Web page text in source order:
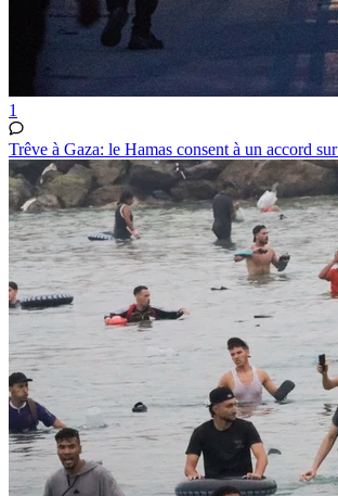
1
Trêve à Gaza: le Hamas consent à un accord